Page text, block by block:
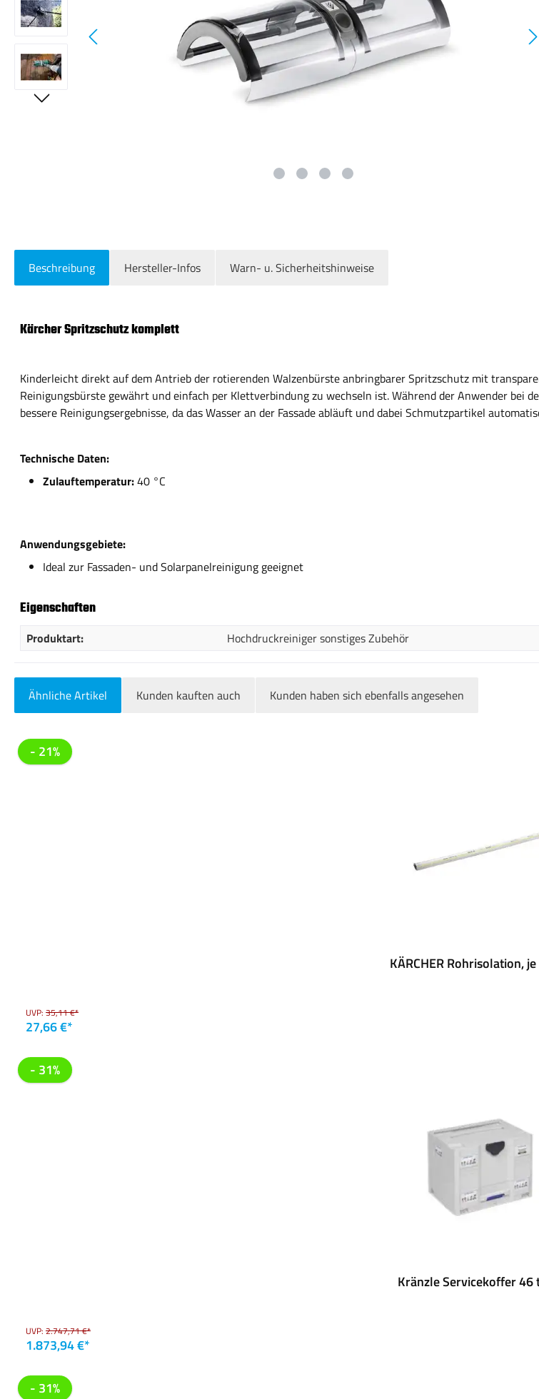
Beschreibung Hersteller-Infos Warn- u. Sicherheitshinweise
Kärcher Spritzschutz komplett
Kinderleicht direkt auf dem Antrieb der rotierenden Walzenbürste anbringbarer Spritzschutz mit
Reinigungsbürste gewährt und einfach per Klettverbindung zu wechseln ist. Während der Anwender bei
bessere Reinigungsergebnisse, da das Wasser an der Fassade abläuft und dabei Schmutzpartikel
Technische Daten:
Zulauftemperatur:40 °C
Anwendungsgebiete:
Ideal zur Fassaden- und Solarpanelreinigung geeignet
Eigenschaften
Produktart: Hochdruckreiniger sonstiges Zubehör
Ähnliche Artikel Kunden kauften auch Kunden haben sich ebenfalls angesehen
Produktgalerie überspringen
- 21%
KÄRCHER Rohrisolation,
UVP: 35,11 €*
27,66 €*
- 31%
Kränzle Servicekoffer 46
UVP: 2.747,71 €*
1.873,94 €*
- 31%